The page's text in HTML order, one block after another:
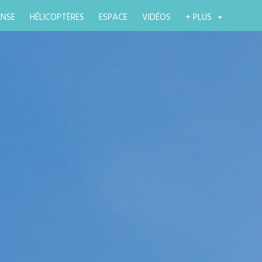
HÉLICOPTÈRES ESPACE VIDÉOS + PLUS